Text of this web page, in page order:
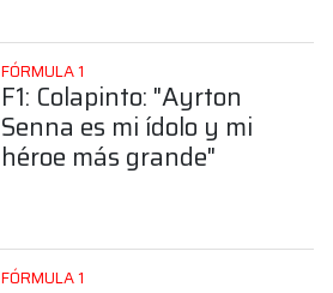
FÓRMULA 1
F1: Colapinto: "Ayrton
Senna es mi ídolo y mi
héroe más grande"
FÓRMULA 1